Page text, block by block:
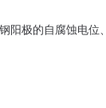
阳极的自腐蚀电位、